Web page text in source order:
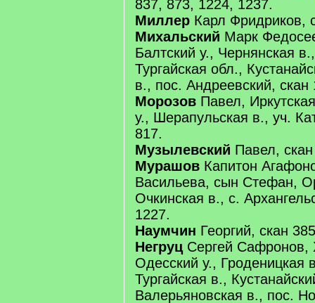
837, 873, 1224, 1237.
Миллер Карл Фридриков,
Михальский Марк
Балтский у., Чернянская
Тургайская обл.,
в., пос. Андреевский, скан
Морозов Павел,
у., Шерапульская в., уч.
817.
Музылевский Павел,
Мурашов Капитон
Васильева, сын Стефан,
Очкинская в., с.
1227.
Наумчин Георгий, скан
Негруц Сергей Сафронов,
Одесский у., Гроденицкая
Тургайская в.,
Валерьяновская в., пос.